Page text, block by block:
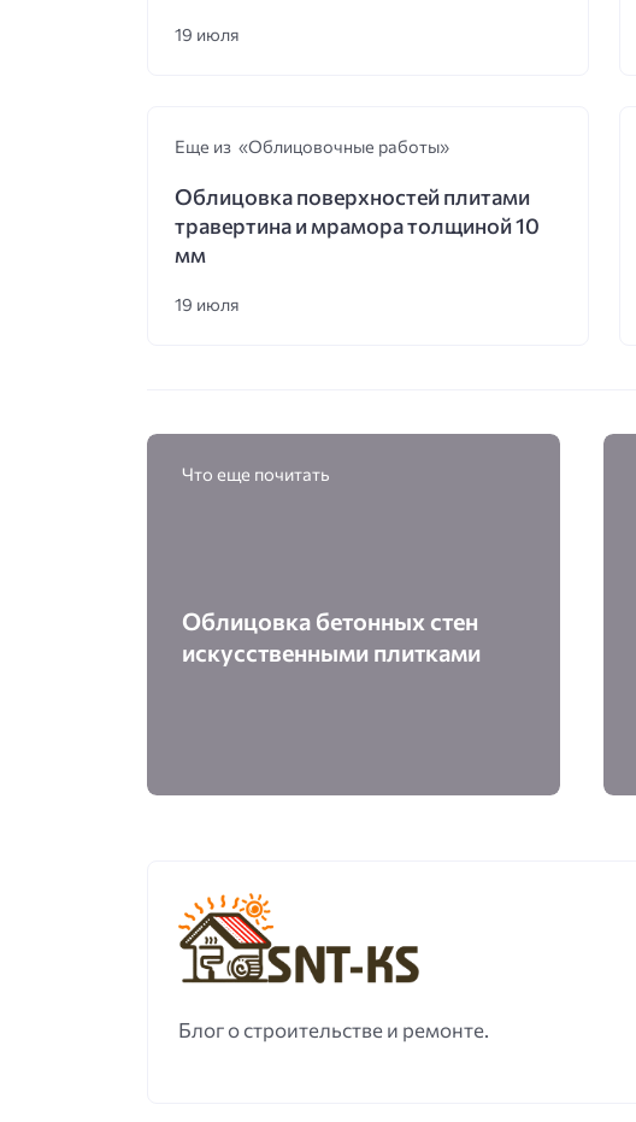
19 июля
Еще из «Облицовочные работы»
Облицовка поверхностей плитами
травертина и мрамора толщиной 10
мм
19 июля
Что еще почитать
Облицовка бетонных стен
искусственными плитками
Блог о строительстве и ремонте.